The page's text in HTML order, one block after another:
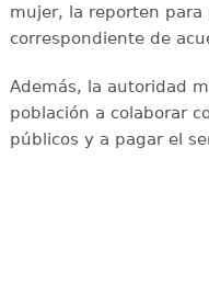
mujer, la reporten para
correspondiente de
Además, la autoridad
población a colaborar
públicos y a pagar el